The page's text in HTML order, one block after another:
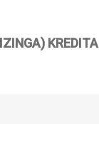
KREDITA